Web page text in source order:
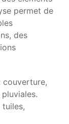
permet de
des
couverture,
tuiles,